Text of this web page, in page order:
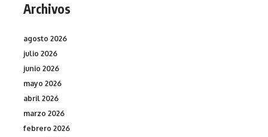
Archivos
agosto 2026
julio 2026
junio 2026
mayo 2026
abril 2026
marzo 2026
febrero 2026